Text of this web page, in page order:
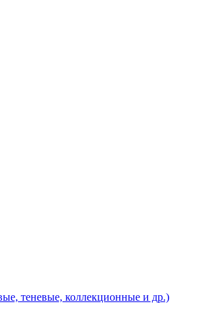
теневые, коллекционные и др.)